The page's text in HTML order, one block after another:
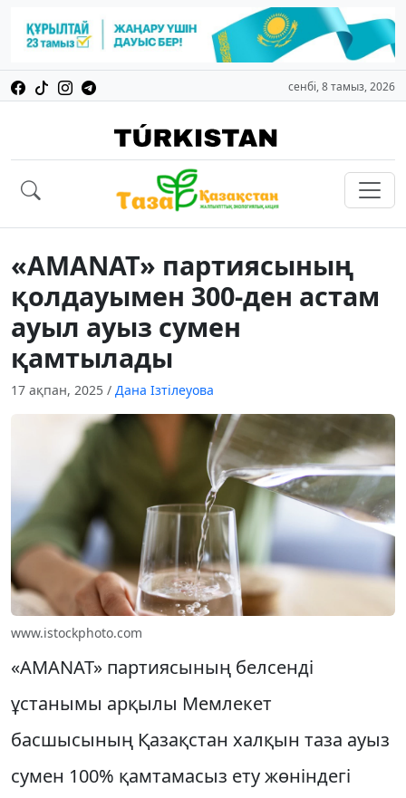
сенбі, 8 тамыз, 2026
«AMANAT» партиясының
қолдауымен 300-ден астам
ауыл ауыз сумен
қамтылады
17 ақпан, 2025 / Дана Ізтілеуова
www.istockphoto.com
«AMANAT» партиясының белсенді
ұстанымы арқылы Мемлекет
басшысының Қазақстан халқын таза ауыз
сумен 100% қамтамасыз ету жөніндегі